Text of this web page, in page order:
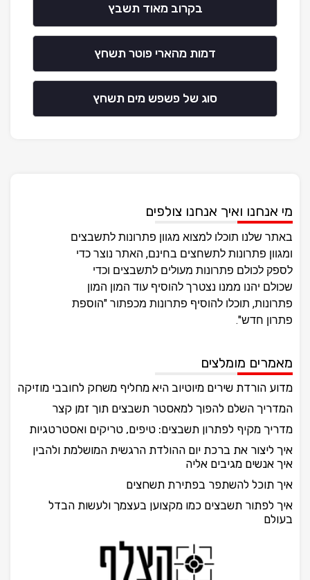
בקרוב מאוד תשבץ
דמות מהארי פוטר תשחץ
סוג של פשפש מים תשחץ
מי אנחנו ואיך אנחנו צולפים
באתר שלנו תוכלו למצוא מגוון פתרונות לתשבצים
ומגוון פתרונות לתשחצים בחינם, האתר נוצר כדי
לספק לכולם פתרונות מעולים לתשבצים וכדי
שכולם יהנו ממנו נצטרך להוסיף עוד המון המון
פתרונות, תוכלו להוסיף פתרונות מכפתור "הוספת
פתרון חדש".
מאמרים מומלצים
מדוע הורדת שירים מיוטיוב היא מחליף משחק לחובבי מוזיקה
המדריך השלם להפוך למאסטר תשבצים תוך זמן קצר
מדריך מקיף לפתרון תשבצים: טיפים, טריקים ואסטרטגיות
איך ליצור את ברכת יום ההולדת הרגשית המושלמת ולהבין
איך אנשים מגיבים אליה
איך תוכל להשתפר בפתירת תשחצים
איך לפתור תשבצים כמו מקצוען בעצמך ולעשות הבדל
בעולם